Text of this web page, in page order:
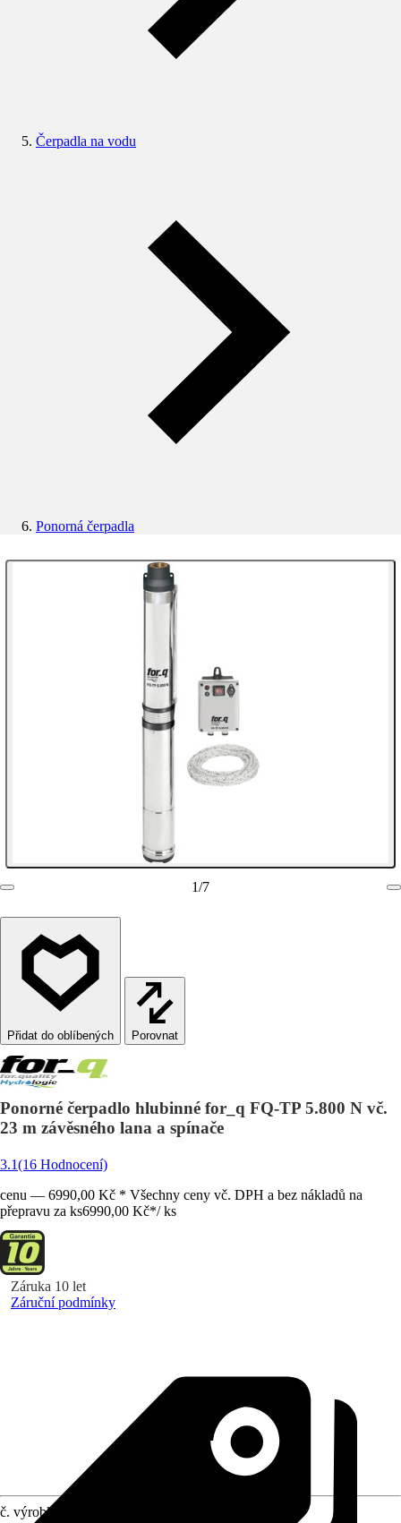
Čerpadla na vodu
Ponorná čerpadla
1/7
Porovnat
Ponorné čerpadlo hlubinné for_q FQ-TP 5.800 N vč.
23 m závěsného lana a spínače
3.1(16 Hodnocení)
cenu — 6990,00 Kč * Všechny ceny vč. DPH a bez nákladů na
přepravu za ks6990,00 Kč*/ ks
Záruka 10 let
Záruční podmínky
č. výrobku